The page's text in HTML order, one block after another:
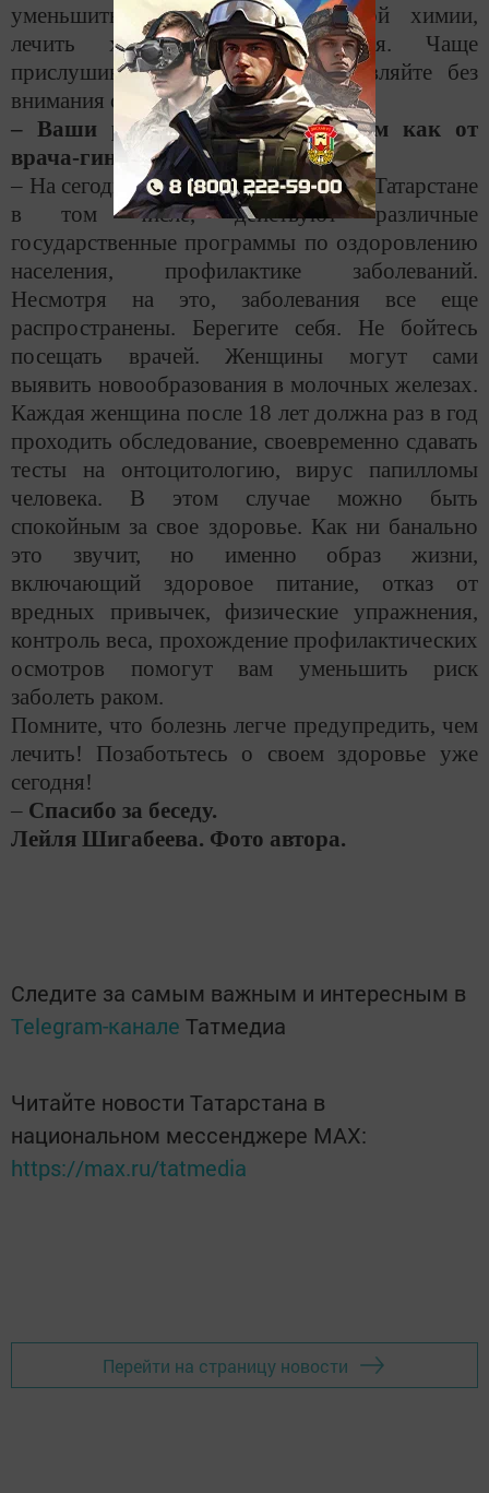
уменьшить использование бытовой химии,
лечить хронические заболевания. Чаще
прислушивайтесь к себе, не оставляйте без
внимания сигналы своего организма.
– Ваши рекомендации женщинам как от
врача-гинеколога?
– На сегодняшний день в России и в Татарстане
в том числе, действуют различные
государственные программы по оздоровлению
населения, профилактике заболеваний.
Несмотря на это, заболевания все еще
распространены. Берегите себя. Не бойтесь
посещать врачей. Женщины могут сами
выявить новообразования в молочных железах.
Каждая женщина после 18 лет должна раз в год
проходить обследование, своевременно сдавать
тесты на онтоцитологию, вирус папилломы
человека. В этом случае можно быть
спокойным за свое здоровье. Как ни банально
это звучит, но именно образ жизни,
включающий здоровое питание, отказ от
вредных привычек, физические упражнения,
контроль веса, прохождение профилактических
осмотров помогут вам уменьшить риск
заболеть раком.
Помните, что болезнь легче предупредить, чем
лечить!
Позаботьтесь о своем здоровье уже
сегодня!
– Спасибо за беседу.
Лейля Шигабеева. Фото автора.
Следите за самым важным и интересным в
Telegram-канале Татмедиа
Читайте новости Татарстана в
национальном мессенджере MАХ:
https://max.ru/tatmedia
Перейти на страницу новости